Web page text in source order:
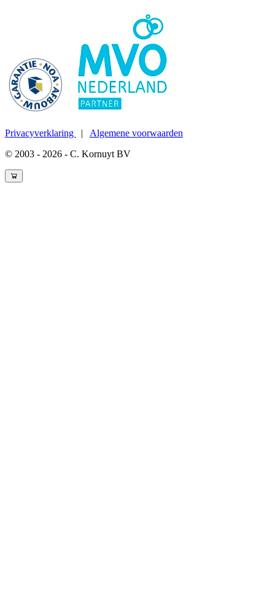
Privacyverklaring | Algemene voorwaarden
© 2003 - 2026 - C. Kornuyt BV